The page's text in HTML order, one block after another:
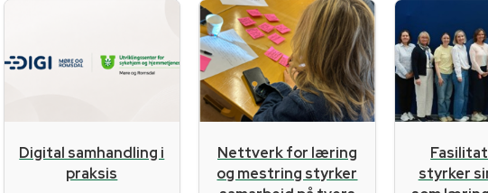
Digital samhandling i
praksis
Nettverk for læring
og mestring styrker
styrker